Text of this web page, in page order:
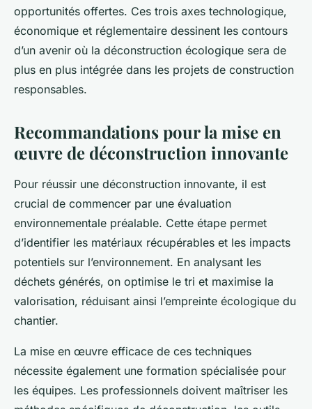
opportunités offertes. Ces trois axes technologique,
économique et réglementaire dessinent les contours
d’un avenir où la déconstruction écologique sera de
plus en plus intégrée dans les projets de construction
responsables.
Recommandations pour la mise en
œuvre de déconstruction innovante
Pour réussir une déconstruction innovante, il est
crucial de commencer par une évaluation
environnementale préalable. Cette étape permet
d’identifier les matériaux récupérables et les impacts
potentiels sur l’environnement. En analysant les
déchets générés, on optimise le tri et maximise la
valorisation, réduisant ainsi l’empreinte écologique du
chantier.
La mise en œuvre efficace de ces techniques
nécessite également une formation spécialisée pour
les équipes. Les professionnels doivent maîtriser les